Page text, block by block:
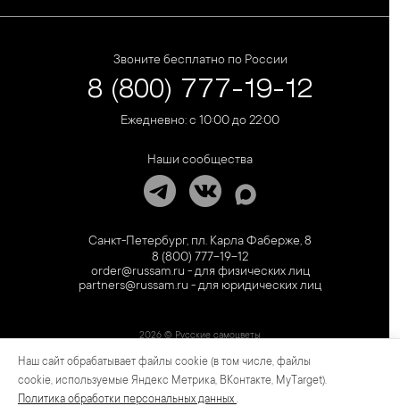
Звоните бесплатно по России
8 (800) 777-19-12
Ежедневно: с 10:00 до 22:00
Наши сообщества
Санкт-Петербург, пл. Карла Фаберже, 8
8 (800) 777-19-12
order@russam.ru - для физических лиц
partners@russam.ru - для юридических лиц
2026 © Русские самоцветы
Предложение не является публичной офертой. Цены на сайте и в розничной сети
могут отличаться. Информация на сайте о товаре носит рекламный характер и
расценивается как приглашение делать оферты на основании п.1 ст. 437
Наш сайт обрабатывает файлы cookie (в том числе, файлы
cookie, используемые Яндекс Метрика, ВКонтакте, MyTarget).
Политика обработки персональных данных .